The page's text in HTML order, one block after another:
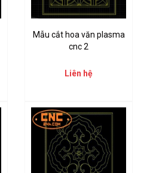
Mẫu cắt hoa văn plasma
cnc 2
Liên hệ